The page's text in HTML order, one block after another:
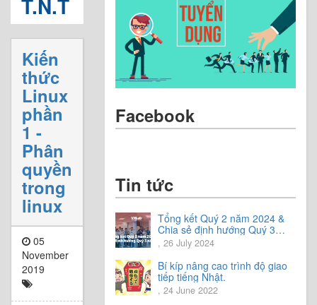
T.N.T
Kiến
thức
Linux
phần
1 -
Phân
quyền
trong
linux
05
November
2019
Facebook
Tin tức
Tổng kết Quý 2 năm 2024 &
Chia sẻ định hướng Quý 3
năm 2024
, 26 July 2024
Bí kíp nâng cao trình độ giao
tiếp tiếng Nhật.
, 24 June 2022